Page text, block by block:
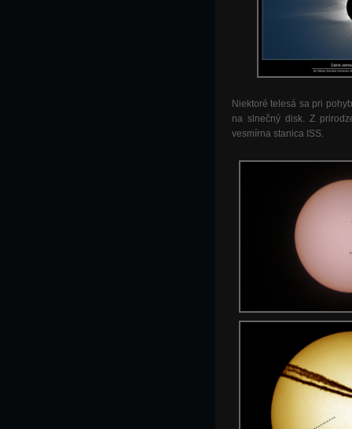
Niektoré telesá sa pri
na slnečný disk. Z
vesmírna stanica ISS.